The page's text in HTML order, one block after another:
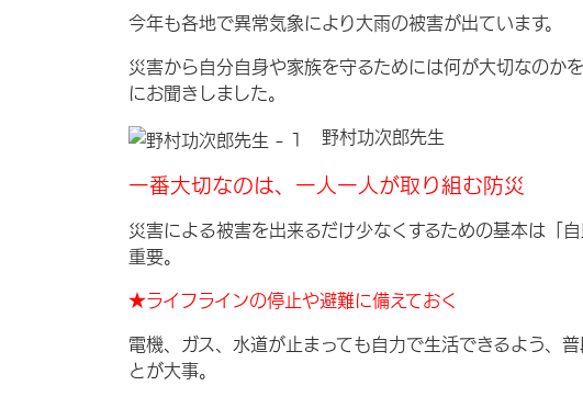
今年も各地で異常気象により大雨の被害が出ています。
災害から自分自身や家族を守るためには何が大切なのか
にお聞きしました。
野村功次郎先生
一番大切なのは、一人一人が取り組む防災
災害による被害を出来るだけ少なくするための基本は「
重要。
★ライフラインの停止や避難に備えておく
電機、ガス、水道が止まっても自力で生活できるよう、
とが大事。